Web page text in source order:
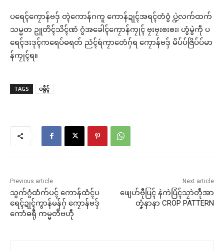
ပရေၚ်ကၠောန်ဗဒှ် တ္ၚဲကောန်ဂကူ ကောန်ဍုၚ်အရၚ်တံဝွံ ပ္ဍဲလက်ထက်
သမ္မတ ဥူတိၚ်သိၚ်ဏံ ဂွံအခေါၚ်ကၠောန်ကၠုၚ် ဗၠးဗၠးၜးၜး၊ ဟွံမွဲကဵု ပ
ရေၚ်ဒးဒုၚ်ကရေပ်ဓရတ် ညံၚ်ရဴကၠာတေံဂှ်ရ ကၠောန်ဗဒှ် မိပ်ပ်ဇြိပ်ပ်မာ
န်ကၠုၚ်ရ။
TAGS ပရိုၚ်
Previous article
သွက်ဂွံထံက်ပၚ် ကောန်ထံၚ်ပ
ရေၚ်ဍုၚ်ကွာန်မန်ဂှ် ကၠောန်ဗဒှ်
ကောံဓရီု ကမ္မတဳဗဟဵု
Next article
ဖျေဟ်ဗီုပြၚ် နဲကဲပြံၚ်သၠာဲတဵုအာ
တၞံနာနာ CROP PATTERN